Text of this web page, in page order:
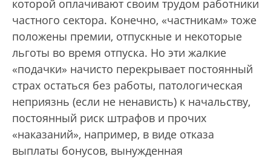
которой оплачивают своим трудом работники
частного сектора. Конечно, «частникам» тоже
положены премии, отпускные и некоторые
льготы во время отпуска. Но эти жалкие
«подачки» начисто перекрывает постоянный
страх остаться без работы, патологическая
неприязнь (если не ненависть) к начальству,
постоянный риск штрафов и прочих
«наказаний», например, в виде отказа
выплаты бонусов, вынужденная